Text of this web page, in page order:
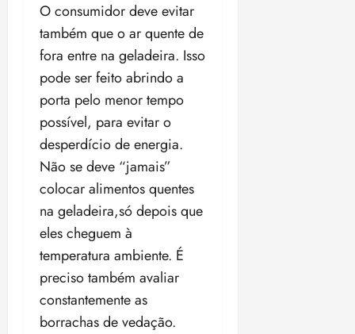
O consumidor deve evitar
também que o ar quente de
fora entre na geladeira. Isso
pode ser feito abrindo a
porta pelo menor tempo
possível, para evitar o
desperdício de energia.
Não se deve “jamais”
colocar alimentos quentes
na geladeira,só depois que
eles cheguem à
temperatura ambiente. É
preciso também avaliar
constantemente as
borrachas de vedação.